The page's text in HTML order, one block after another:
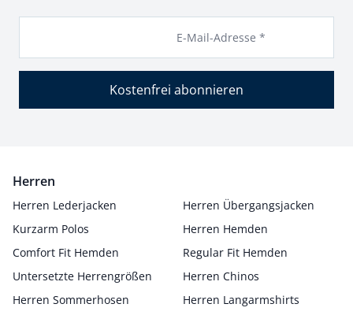
E-Mail-Adresse *
Kostenfrei abonnieren
Herren
Herren Lederjacken
Herren Übergangsjacken
Kurzarm Polos
Herren Hemden
Comfort Fit Hemden
Regular Fit Hemden
Untersetzte Herrengrößen
Herren Chinos
Herren Sommerhosen
Herren Langarmshirts